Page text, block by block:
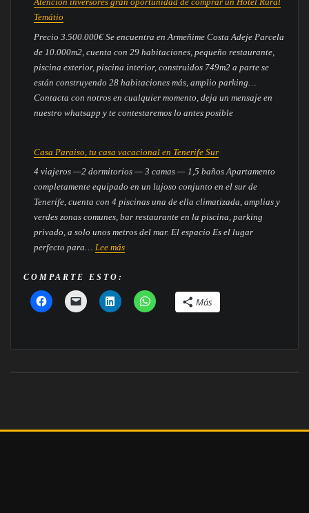
Temátio
Precio 3.500.000€ Se encuentra en Armeñime Costa Adeje Parcela
de 10.000m2, cuenta con 29 habitaciones, pequeño restaurante,
piscina exterior, piscina interior, construidos 749m2 a parte se
están construyendo 28 habitaciones más, amplio parking…
Contacta con notros en cualquier momento, deja un mensaje en
nuestro whatsapp y te contestaremos lo antes posible
Casa Paraiso, tu casa vacacional en Tenerife Sur
4 viajeros —2 dormitorios — 3 camas — 1,5 baños Apartamento
completamente equipado en un lujoso conjunto en el sur de
Tenerife, cuenta con 4 piscinas una de ella climatizada, amplias y
verdes zonas comunes, bar restaurante en la piscina, parking
privado, a solo unos metros del mar. El espacio Es el lugar
perfecto para… Lee más:
casa
COMPARTE ESTO:
Más